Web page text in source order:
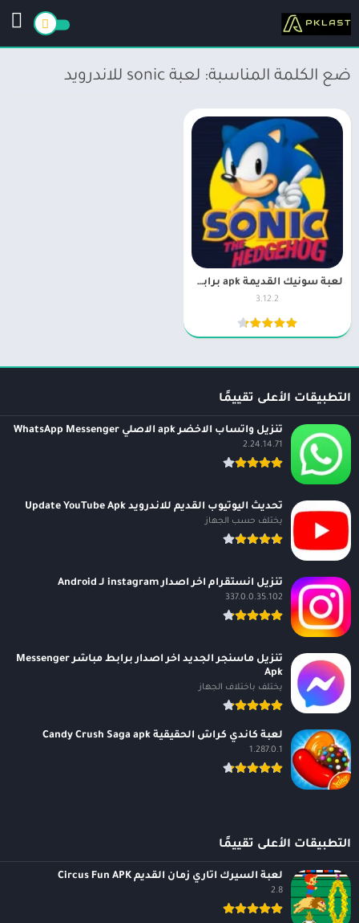
ضع الكلمة المناسبة: لعبة sonic للاندرويد
لعبة سونيك القديمة apk برابط مباشر Sonic the Hedgehog Classic
3.12.2
التطبيقات الأعلى تقييمًا
تنزيل واتساب الاخضر apk الاصلي WhatsApp Messenger
2.24.14.71
تحديث اليوتيوب القديم للاندرويد Update YouTube Apk
يختلف حسب الجهاز
تنزيل انستقرام اخر اصدار instagram لـ Android
337.0.0.35.102
تنزيل ماسنجر الجديد اخر اصدار برابط مباشر Messenger
Apk
يختلف باختلاف الجهاز
لعبة كاندي كراش الحقيقية Candy Crush Saga apk
1.287.0.1
التطبيقات الأعلى تقييمًا
لعبة السيرك اتاري زمان القديم Circus Fun APK
2.8